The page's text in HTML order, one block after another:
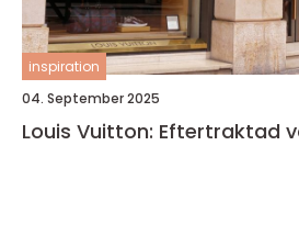
inspiration
04. September 2025
Louis Vuitton: Eftertraktad